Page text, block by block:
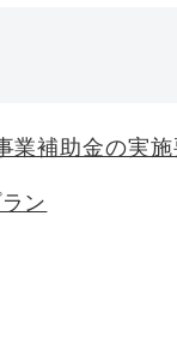
業補助金の実
ン